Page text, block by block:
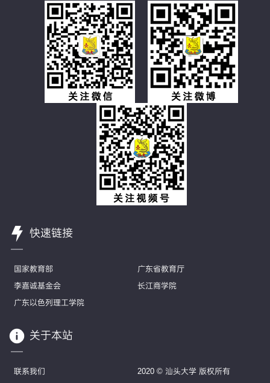
快速链接
国家教育部
广东省教育厅
李嘉诚基金会
长江商学院
广东以色列理工学院
关于本站
联系我们
2020 © 汕头大学 版权所有